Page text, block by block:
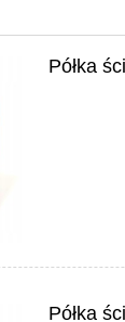
Półka
Półka